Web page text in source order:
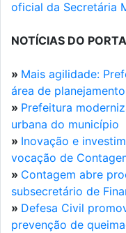
oficial da Secretária
NOTÍCIAS DO
» Mais agilidade:
área de
» Prefeitura
urbana do município
» Inovação e
vocação de
» Contagem abre
subsecretário de
» Defesa Civil
prevenção de